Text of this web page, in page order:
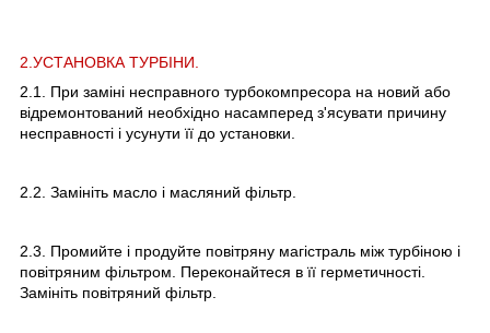
2.УСТАНОВКА ТУРБІНИ.
2.1. При заміні несправного турбокомпресора на новий або
відремонтований необхідно насамперед з'ясувати причину
несправності і усунути її до установки.
2.2. Замініть масло і масляний фільтр.
2.3. Промийте і продуйте повітряну магістраль між турбіною і
повітряним фільтром. Переконайтеся в її герметичності.
Замініть повітряний фільтр.